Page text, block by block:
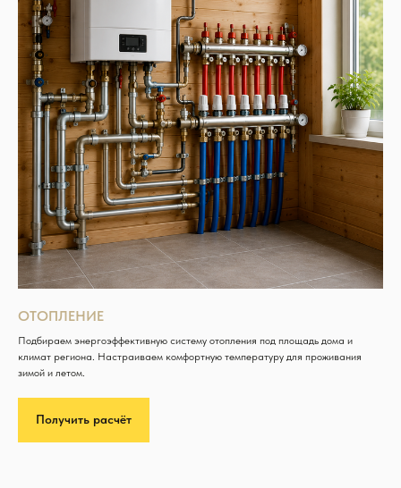
ОТОПЛЕНИЕ
Подбираем энергоэффективную систему отопления под площадь дома и
климат региона. Настраиваем комфортную температуру для проживания
зимой и летом.
Получить расчёт